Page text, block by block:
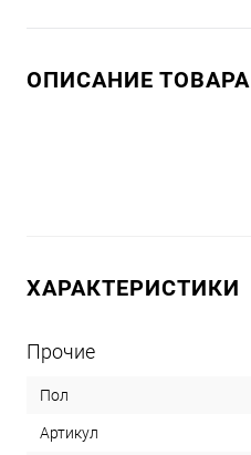
ОПИСАНИЕ ТОВАРА
ХАРАКТЕРИСТИКИ
Прочие
Пол
Артикул